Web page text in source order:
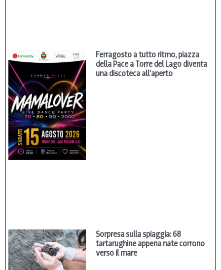
Ferragosto a tutto ritmo, piazza
della Pace a Torre del Lago diventa
una discoteca all’aperto
Sorpresa sulla spiaggia: 68
tartarughine appena nate corrono
verso il mare